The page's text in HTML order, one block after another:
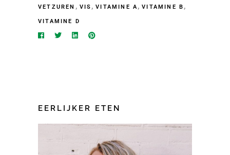
VETZUREN , VIS ,VITAMINE A,VITAMINE B ,
VITAMINE D
EERLIJKER ETEN